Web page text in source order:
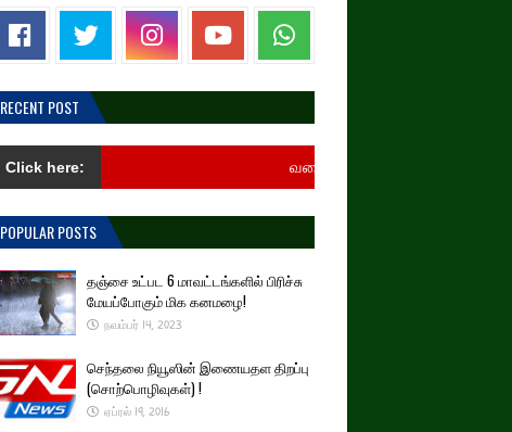
RECENT POST
Click here: வளைகுடா நாடுகளில் நோன்பு பெருநாள்
POPULAR POSTS
தஞ்சை உட்பட 6 மாவட்டங்களில் பிரிச்சு
மேயப்போகும் மிக கனமழை!
நவம்பர் 14, 2023
செந்தலை நியூஸின் இணையதள திறப்பு
(சொற்பொழிவுகள்) !
ஏப்ரல் 19, 2016